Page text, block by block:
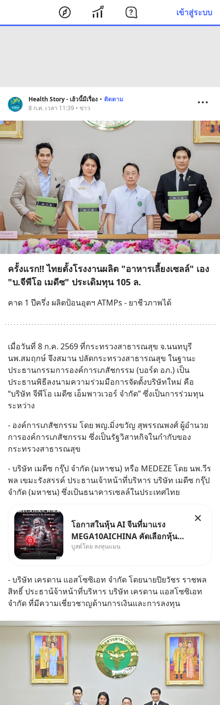
เข้าสู่ระบบ
Health Story - เฮ้วนี้มีเรื่อง • ติดตาม
8 ก.ค. เวลา 11:39 • ข่าว
ครั้งแรก!! ไทยตั้งโรงงานผลิต "อาหารเลี้ยงเซลล์" เอง
"บ.จีพีโอ เมดีซ" ประเดิมทุน 105 ล.
คาด 1 ปีครึ่ง ผลิตป้อนอุตฯ ATMPs - ยาชีวภาพได้
เมื่อวันที่ 8 ก.ค. 2569 ที่กระทรวงสาธารณสุข จ.นนทบุรี
นพ.สมฤกษ์ จึงสมาน ปลัดกระทรวงสาธารณสุข ในฐานะ
ประธานกรรมการองค์การเภสัชกรรม (บอร์ด อภ.) เป็น
ประธานพิธีลงนามความร่วมมือการจัดตั้งบริษัทใหม่ คือ
“บริษัท จีพีโอ เมดีซ เอ็มพาวเวอร์ จำกัด” ซึ่งเป็นการร่วมทุน
ระหว่าง
- องค์การเภสัชกรรม โดย พญ.มิ่งขวัญ สุพรรณพงศ์ ผู้อำนวย
การองค์การเภสัชกรรม ซึ่งเป็นรัฐวิสาหกิจในกำกับของ
กระทรวงสาธารณสุข
- บริษัท เมดีซ กรุ๊ป จำกัด (มหาชน) หรือ MEDEZE โดย นพ.วีร
พล เขมะรังสรรค์ ประธานเจ้าหน้าที่บริหาร บริษัท เมดีซ กรุ๊ป
จำกัด (มหาชน) ซึ่งเป้นธนาคารเซลล์ในประเทศไทย
โอกาสในหุ้น AI จีนที่มาแรง
MEGA10AICHINA คัดเลือกหุ้น
ใหม่ 9 ตัว เข้ากองทุน.. ครอบคลุม
50% ค่าธรรมเนียมซื้อ | ยอด 2
ล้านบาทขึ้นไป ฟรีค่าธรร
บูสต์โดย ลงทุนแมน
- บริษัท เครดาน แอสโซซิเอท จำกัด โดยนายปิยวัชร ราชพล
สิทธิ์ ประธาน้จ้าหน้าที่บริหาร บริษัท เครดาน แอสโซซิเอท
จำกัด ที่มีความเชี่ยวชาญด้านการเงินและการลงทุน